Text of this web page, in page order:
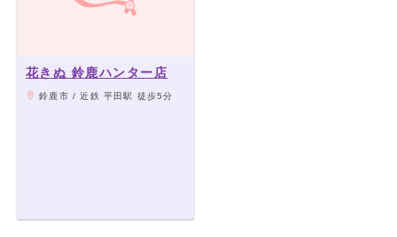
花きぬ 鈴鹿ハンター店
鈴鹿市 / 近鉄 平田駅 徒歩5分